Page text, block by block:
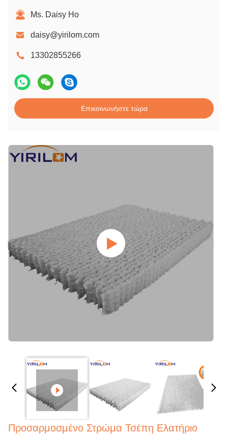
Ms. Daisy Ho
daisy@yirilom.com
13302855266
Επικοινωνήστε τώρα
Προσαρμοσμένο Στρώμα Τσέπη Ελατήριο